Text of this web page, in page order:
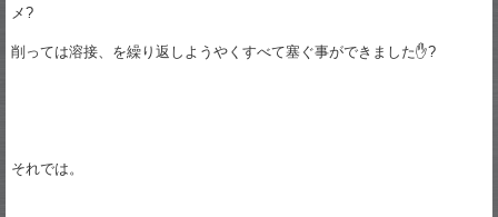
メ?
削っては溶接、を繰り返しようやくすべて塞ぐ事ができました✋?
それでは。